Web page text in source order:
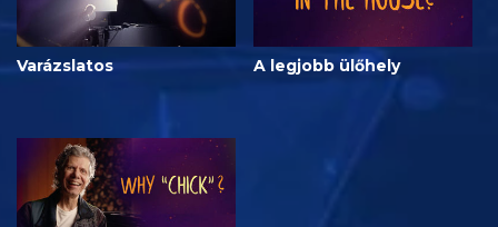
Varázslatos A legjobb ülőhely